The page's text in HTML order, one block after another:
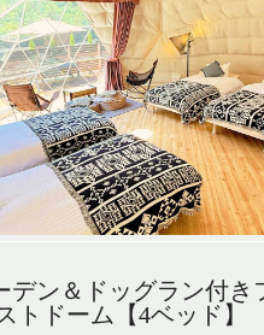
デン＆ドッグラン付き
トドーム【4ベッド】